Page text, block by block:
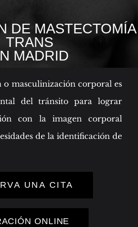
DE MASTECTOMÍA
TRANS
MADRID
masculinización corporal es
del tránsito para lograr
con la imagen corporal
de la identificación de
UNA CITA
ONLINE